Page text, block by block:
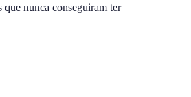
nunca conseguiram ter